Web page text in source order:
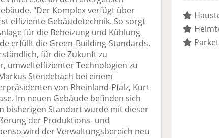
"Der Komplex verfügt über
effiziente Gebäudetechnik. So sorgt
für die Beheizung und Kühlung
erfüllt die Green-Building-Standards.
für die Zukunft zu
umwelteffizienter Technologien zu
Stendebach bei einem
von Rheinland-Pfalz, Kurt
Im neuen Gebäude befinden sich
bisherigen Standort wurde mit dieser
der Produktions- und
wird der Verwaltungsbereich neu